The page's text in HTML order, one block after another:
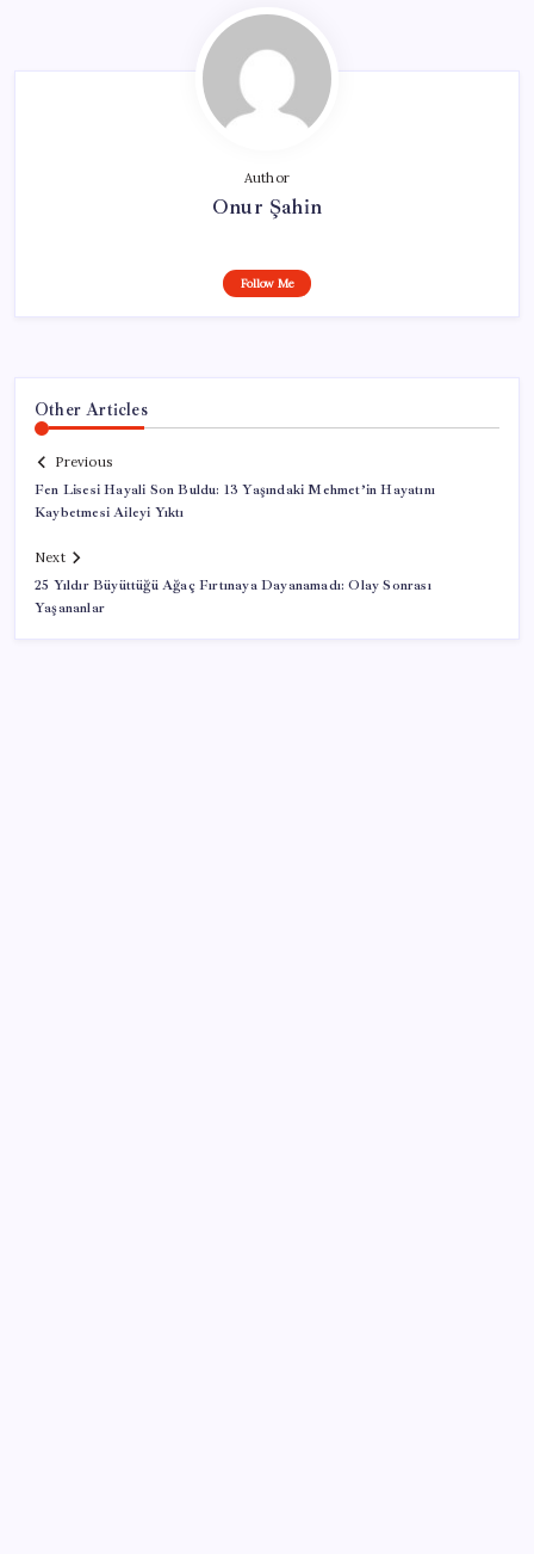
Author
Onur Şahin
Follow Me
Other Articles
Previous
Fen Lisesi Hayali Son Buldu: 13 Yaşındaki Mehmet’in Hayatını
Kaybetmesi Aileyi Yıktı
Next
25 Yıldır Büyüttüğü Ağaç Fırtınaya Dayanamadı: Olay Sonrası
Yaşananlar